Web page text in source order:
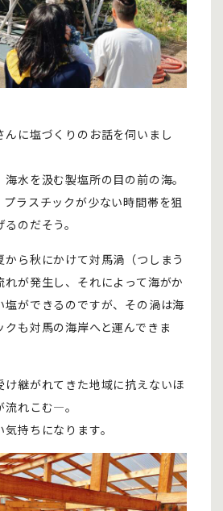
に塩づくりのお話を伺いまし
水を汲む製塩所の目の前の海。
ラスチックが少ない時間帯を狙
のだそう。
ら秋にかけて対馬渦（つしまう
が発生し、それによって海がか
塩ができるのですが、その渦は海
クも対馬の海岸へと運んできま
け継がれてきた地域に抗えないほ
流れこむ―。
持ちになります。